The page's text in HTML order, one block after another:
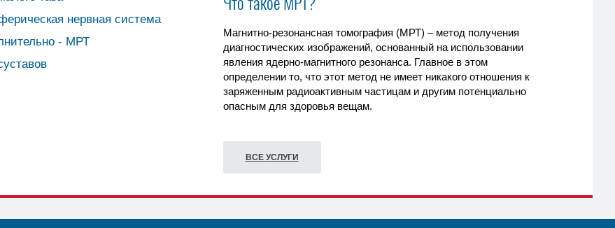
нервная система
- МРТ
Магнитно-резонансная томография (МРТ) – метод получения
диагностических изображений, основанный на использовании
явления ядерно-магнитного резонанса. Главное в этом
определении то, что этот метод не имеет никакого отношения к
заряженным радиоактивным частицам и другим потенциально
опасным для здоровья вещам.
ВСЕ УСЛУГИ